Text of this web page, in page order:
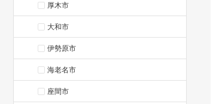
厚木市
大和市
伊勢原市
海老名市
座間市